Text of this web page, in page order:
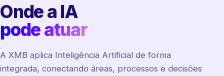
Onde a IA
pode atuar
A XMB aplica Inteligência Artificial de forma
integrada, conectando áreas, processos e decisões